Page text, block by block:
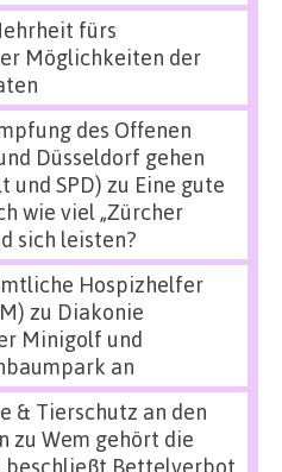
fürs
Möglichkeiten der
des Offenen
Düsseldorf gehen
und SPD) zu Eine gute
wie viel „Zürcher
sich leisten?
Hospizhelfer
zu Diakonie
Minigolf und
an
& Tierschutz an den
zu Wem gehört die
beschließt Bettelverbot